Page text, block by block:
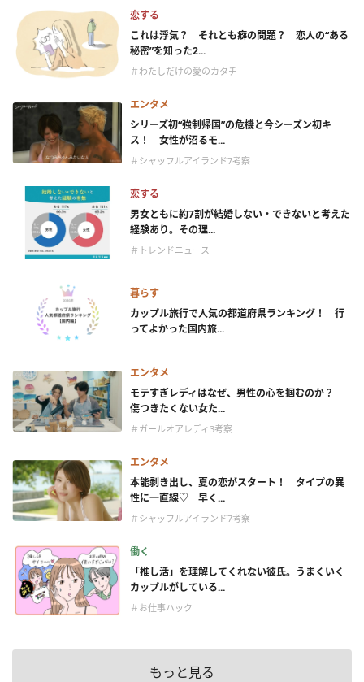
恋する
これは浮気？ それとも癖の問題？ 恋人の“ある
秘密”を知った2...
＃わたしだけの愛のカタチ
エンタメ
シリーズ初“強制帰国”の危機と今シーズン初キ
ス！ 女性が沼るモ...
＃シャッフルアイランド7考察
恋する
男女ともに約7割が結婚しない・できないと考えた
経験あり。その理...
＃トレンドニュース
暮らす
カップル旅行で人気の都道府県ランキング！ 行
ってよかった国内旅...
エンタメ
モテすぎレディはなぜ、男性の心を掴むのか？
傷つきたくない女た...
＃ガールオアレディ3考察
エンタメ
本能剥き出し、夏の恋がスタート！ タイプの異
性に一直線♡ 早く...
＃シャッフルアイランド7考察
働く
「推し活」を理解してくれない彼氏。うまくいく
カップルがしている...
＃お仕事ハック
もっと見る